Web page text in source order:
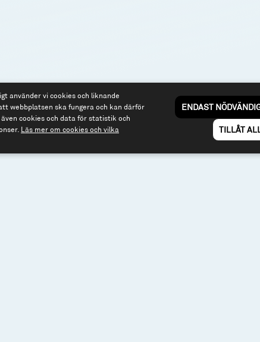
använder vi cookies och liknande
webbplatsen ska fungera och kan därför
även cookies och data för statistik och
Läs mer om cookies och vilka
ENDAST
TILLÅT